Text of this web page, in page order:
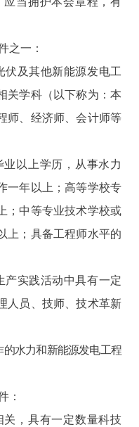
之一：
伏及其他新能源发电工
关学科（以下称为：本
师、经济师、会计师等
业以上学历，从事水力
一年以上；高等学校专
；中等专业技术学校或
上；具备工程师水平的
产实践活动中具有一定
人员、技师、技术革新
水力和新能源发电工程
：
关，具有一定数量科技